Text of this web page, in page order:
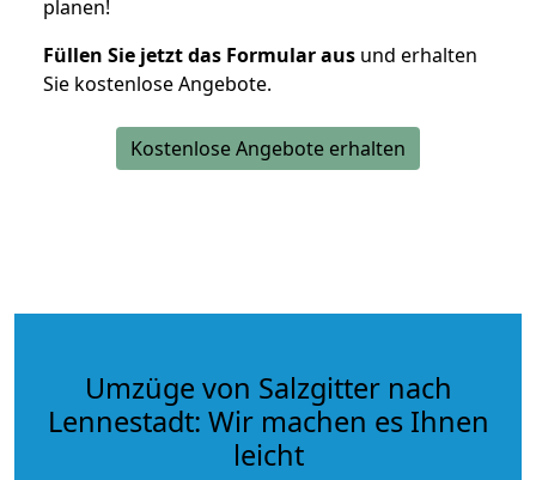
planen!
Füllen Sie jetzt das Formular aus und erhalten
Sie kostenlose Angebote.
Kostenlose Angebote erhalten
Umzüge von Salzgitter nach
Lennestadt: Wir machen es Ihnen
leicht